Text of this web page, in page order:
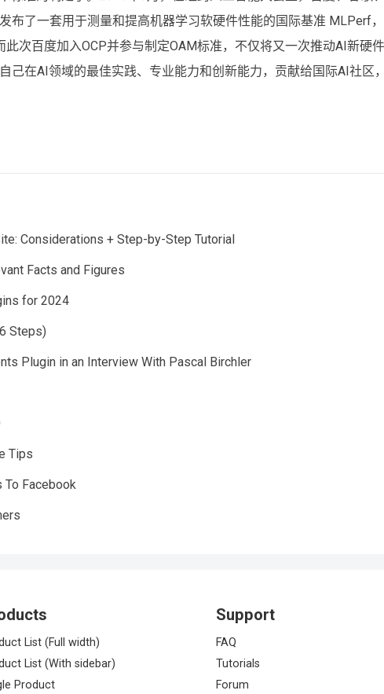
布了一套用于测量和提高机器学习软硬件性能的国际基准 MLPerf
次百度加入OCP并参与制定OAM标准，不仅将又一次推动AI新硬
己在AI领域的最佳实践、专业能力和创新能力，贡献给国际AI社区
Considerations + Step-by-Step Tutorial
Facts and Figures
for 2024
Steps)
Plugin in an Interview With Pascal Birchler
Tips
To Facebook
List (Full width)
List (With sidebar)
Product
Support
FAQ
Tutorials
Forum